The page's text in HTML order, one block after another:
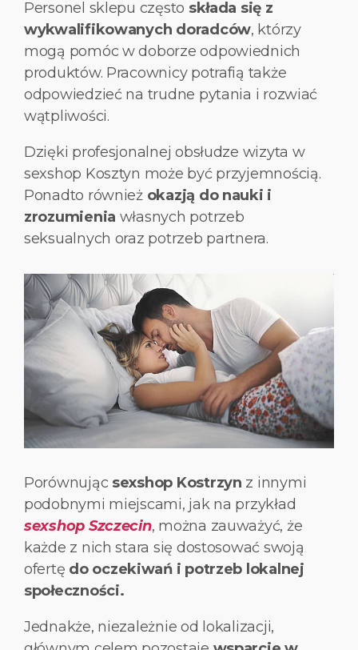
Personel sklepu często składa się z
wykwalifikowanych doradców, którzy
mogą pomóc w doborze odpowiednich
produktów. Pracownicy potrafią także
odpowiedzieć na trudne pytania i rozwiać
wątpliwości.
Dzięki profesjonalnej obsłudze wizyta w
sexshop Kosztyn może być przyjemnością.
Ponadto również okazją do nauki i
zrozumienia własnych potrzeb
seksualnych oraz potrzeb partnera.
Porównując sexshop Kostrzyn z innymi
podobnymi miejscami, jak na przykład
sexshop Szczecin, można zauważyć, że
każde z nich stara się dostosować swoją
ofertę do oczekiwań i potrzeb lokalnej
społeczności.
Jednakże, niezależnie od lokalizacji,